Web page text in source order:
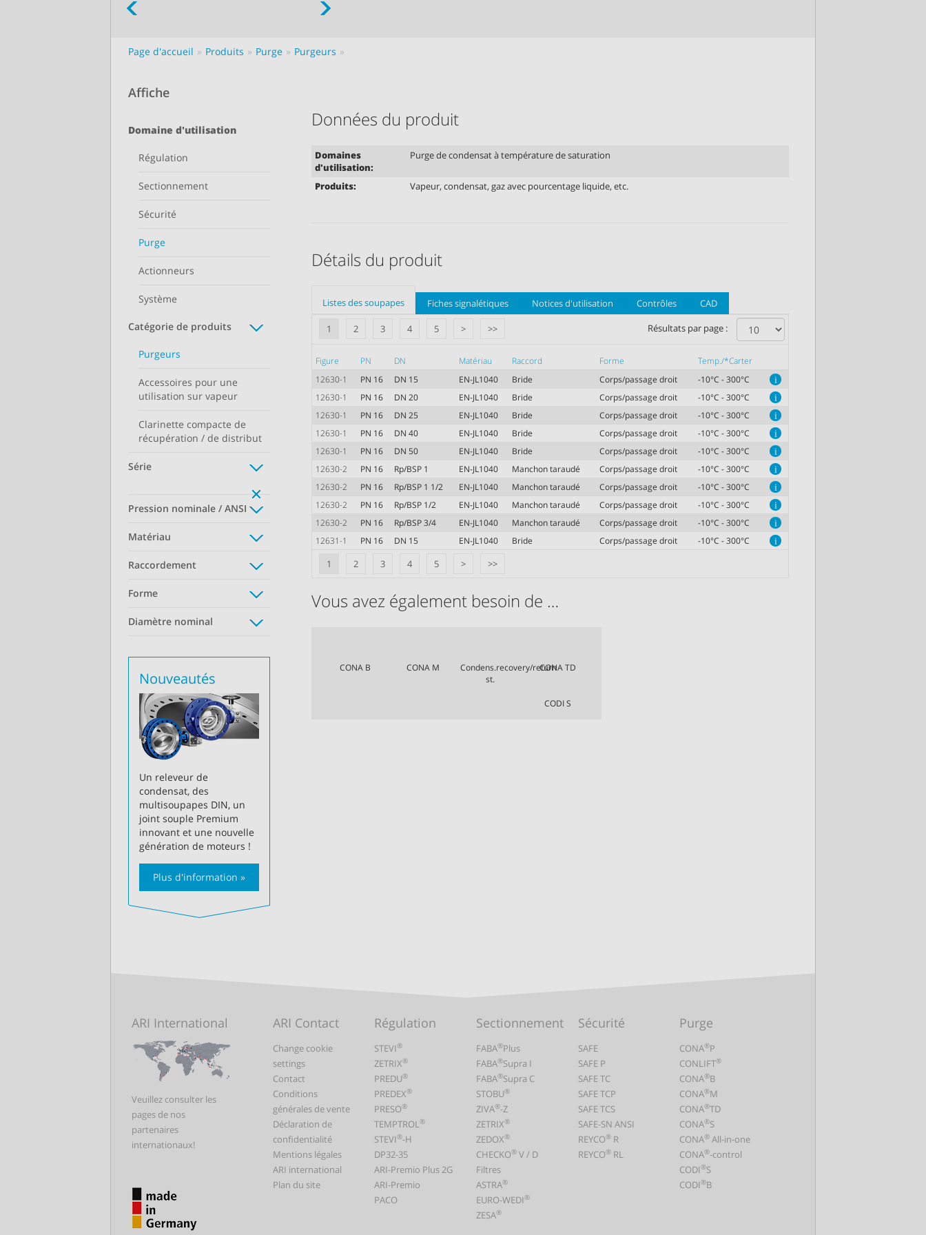
Page d'accueil Produits Purge Purgeurs
Données du produit
Domaines
d'utilisation:
Purge de condensat à température de saturation
Produits: Vapeur, condensat, gaz avec pourcentage liquide, etc.
Détails du produit
Listes des soupapes Fiches signalétiques Notices d'utilisation Contrôles CAD
1 2 3 4 5 > >> Résultats par page :
Figure PN DN Matériau Raccord Forme Temp./*Carter
1 2 3 4 5 > >>
12630-1 PN 16 DN 15 EN-JL1040 Bride Corps/passage droit -10°C - 300°C i
12630-1 PN 16 DN 20 EN-JL1040 Bride Corps/passage droit -10°C - 300°C i
12630-1 PN 16 DN 25 EN-JL1040 Bride Corps/passage droit -10°C - 300°C i
12630-1 PN 16 DN 40 EN-JL1040 Bride Corps/passage droit -10°C - 300°C i
12630-1 PN 16 DN 50 EN-JL1040 Bride Corps/passage droit -10°C - 300°C i
12630-2 PN 16 Rp/BSP 1 EN-JL1040 Manchon taraudé Corps/passage droit -10°C - 300°C i
12630-2 PN 16 Rp/BSP 1 1/2 EN-JL1040 Manchon taraudé Corps/passage droit -10°C - 300°C i
12630-2 PN 16 Rp/BSP 1/2 EN-JL1040 Manchon taraudé Corps/passage droit -10°C - 300°C i
12630-2 PN 16 Rp/BSP 3/4 EN-JL1040 Manchon taraudé Corps/passage droit -10°C - 300°C i
12631-1 PN 16 DN 15 EN-JL1040 Bride Corps/passage droit -10°C - 300°C i
Vous avez également besoin de …
CONA B CONA M
Condens.recovery/return
st.
CONA TD
CODI S
Affiche
Domaine d'utilisation
Régulation
Sectionnement
Sécurité
Purge
Actionneurs
Système
Catégorie de produits
Purgeurs
Accessoires pour une
utilisation sur vapeur
Clarinette compacte de
récupération / de distribut
Série
Pression nominale / ANSI
Matériau
Raccordement
Forme
Diamètre nominal
Nouveautés
Un releveur de
condensat, des
multisoupapes DIN, un
joint souple Premium
innovant et une nouvelle
génération de moteurs !
Plus d'information »
ARI International
Veuillez consulter les
pages de nos
partenaires
internationaux!
ARI Contact
Change cookie
settings
Contact
Conditions
générales de vente
Déclaration de
confidentialité
Mentions légales
ARI international
Plan du site
Régulation
STEVI®
ZETRIX®
PREDU®
PREDEX®
PRESO®
TEMPTROL®
STEVI®-H
DP32-35
ARI-Premio Plus 2G
ARI-Premio
PACO
Sectionnement
FABA®Plus
FABA®Supra I
FABA®Supra C
STOBU®
ZIVA®-Z
ZETRIX®
ZEDOX®
CHECKO®V / D
Filtres
ASTRA®
EURO-WEDI®
ZESA®
Sécurité
SAFE
SAFE P
SAFE TC
SAFE TCP
SAFE TCS
SAFE-SN ANSI
REYCO®R
REYCO®RL
Purge
CONA®P
CONLIFT®
CONA®B
CONA®M
CONA®TD
CONA®S
CONA® All-in-one
CONA®-control
CODI®S
CODI®B